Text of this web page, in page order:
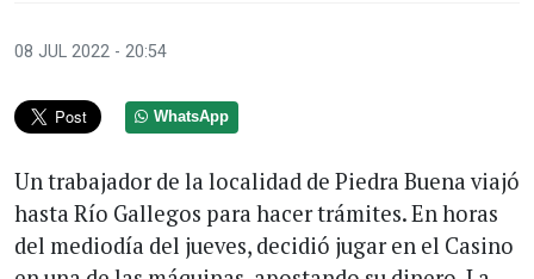
08 JUL 2022 - 20:54
WhatsApp
Un trabajador de la localidad de Piedra Buena viajó
hasta Río Gallegos para hacer trámites. En horas
del mediodía del jueves, decidió jugar en el Casino